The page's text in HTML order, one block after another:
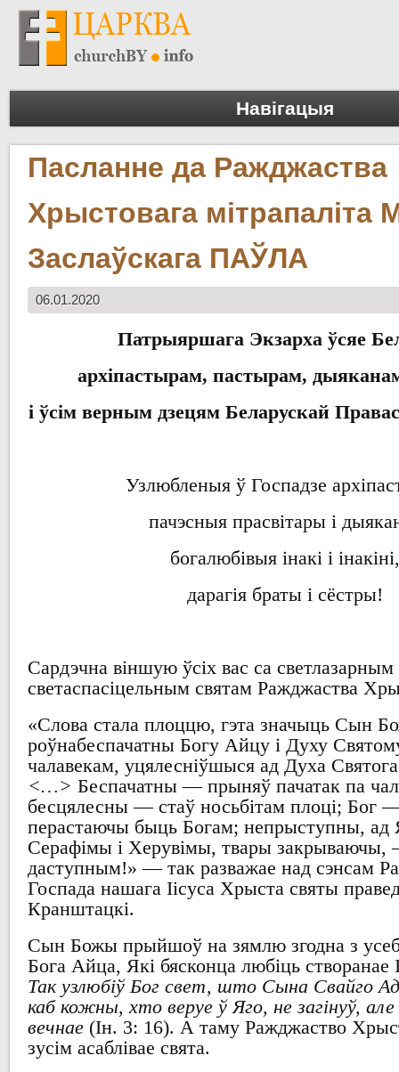
Навігацыя
Пасланне да Ражджаства
Хрыстовага мітрапаліта
Заслаўскага ПАЎЛА
06.01.2020
ПатрыяршагаЭкзарха ўсяе
архіпастырам, пастырам,
і ўсім верным дзецям Беларускай
Узлюбленыя ў Госпадзе
пачэсныя прасвітары і
богалюбівыя інакі і інакіні,
дарагія браты і сёстры!
Сардэчна віншую ўсіх васса светлазарным
светаспасіцельным святам Ражджаства
«Слова стала плоццю,гэта значыць Сын
роўнабеспачатны БогуАйцу і Духу
чалавекам,уцялесніўшыся адДуха
<…> Беспачатны —прыняў пачатак па
бесцялесны —стаў носьбітам плоці; Бог
перастаючы быць Богам;непрыступны,ад
Серафімы і Херувімы,твары закрываючы,
даступным!» — такразважае над сэнсам
Госпада нашага Іісуса Хрыста святы
Кранштацкі.
СынБожы прыйшоў на зямлю згодна з
БогаАйца,Які бясконца любіць створанае
Так узлюбіў Бог свет, што Сына Свайго
каб кожны, хто веруе ў Яго, не загінуў,
вечнае (Ін. 3: 16). Атаму Ражджаство
зусім асаблівае свята.